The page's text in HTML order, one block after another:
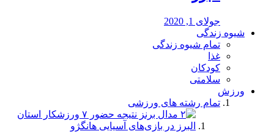
جولای 1, 2020
شیوه زندگی
تمام شیوه زندگی
غذا
کودکان
سلامتی
ورزش
تمام رشته های ورزشی